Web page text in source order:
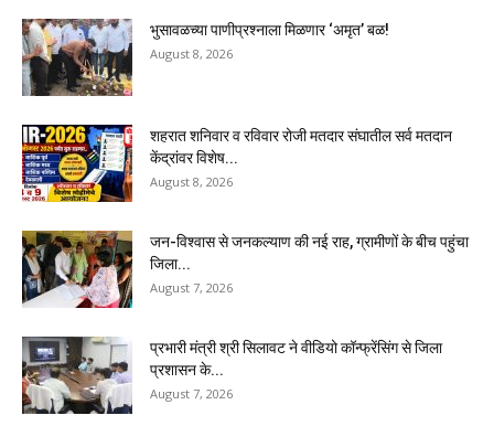
भुसावळच्या पाणीप्रश्नाला मिळणार ‘अमृत’ बळ!
August 8, 2026
शहरात शनिवार व रविवार रोजी मतदार संघातील सर्व मतदान
केंद्रांवर विशेष...
August 8, 2026
जन-विश्वास से जनकल्याण की नई राह, ग्रामीणों के बीच पहुंचा
जिला...
August 7, 2026
प्रभारी मंत्री श्री सिलावट ने वीडियो कॉन्फ्रेंसिंग से जिला
प्रशासन के...
August 7, 2026